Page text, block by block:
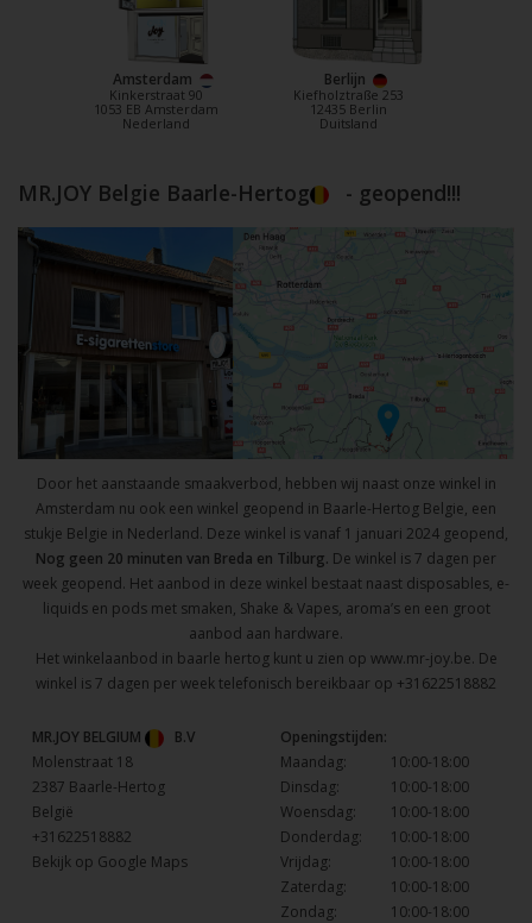
Amsterdam
Kinkerstraat 90
1053 EB Amsterdam
Nederland
Berlijn
Kiefholztraße 253
12435 Berlin
Duitsland
MR.JOY Belgie Baarle-Hertog - geopend!!!
Door het aanstaande smaakverbod, hebben wij naast onze winkel in
Amsterdam nu ook een winkel geopend in Baarle-Hertog Belgie, een
stukje Belgie in Nederland. Deze winkel is vanaf 1 januari 2024 geopend,
Nog geen 20 minuten van Breda en Tilburg. De winkel is 7 dagen per
week geopend. Het aanbod in deze winkel bestaat naast disposables, e-
liquids en pods met smaken, Shake & Vapes, aroma’s en een groot
aanbod aan hardware.
Het winkelaanbod in baarle hertog kunt u zien op www.mr-joy.be. De
winkel is 7 dagen per week telefonisch bereikbaar op +31622518882
MR.JOY BELGIUM
B.V
Molenstraat 18
2387 Baarle-Hertog
België
+31622518882
Bekijk op Google Maps
Openingstijden:
Maandag:
10:00-18:00
Dinsdag:
10:00-18:00
Woensdag:
10:00-18:00
Donderdag:
10:00-18:00
Vrijdag:
10:00-18:00
Zaterdag:
10:00-18:00
Zondag:
10:00-18:00